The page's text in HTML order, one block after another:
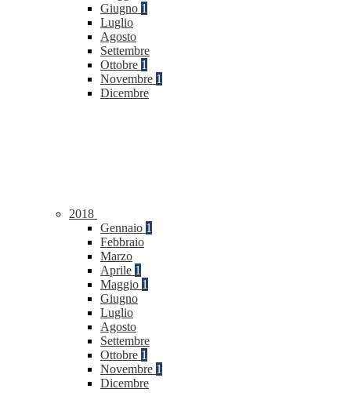
Giugno 1
Luglio
Agosto
Settembre
Ottobre 1
Novembre 1
Dicembre
2018
Gennaio 1
Febbraio
Marzo
Aprile 1
Maggio 1
Giugno
Luglio
Agosto
Settembre
Ottobre 1
Novembre 1
Dicembre